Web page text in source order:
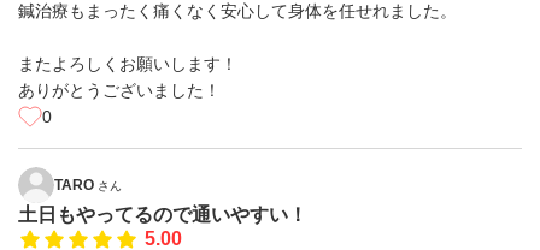
鍼治療もまったく痛くなく安心して身体を任せれました。
またよろしくお願いします！
ありがとうございました！
0
TARO さん
土日もやってるので通いやすい！
5.00